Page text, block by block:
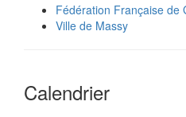
Fédération Française de
Ville de Massy
Calendrier